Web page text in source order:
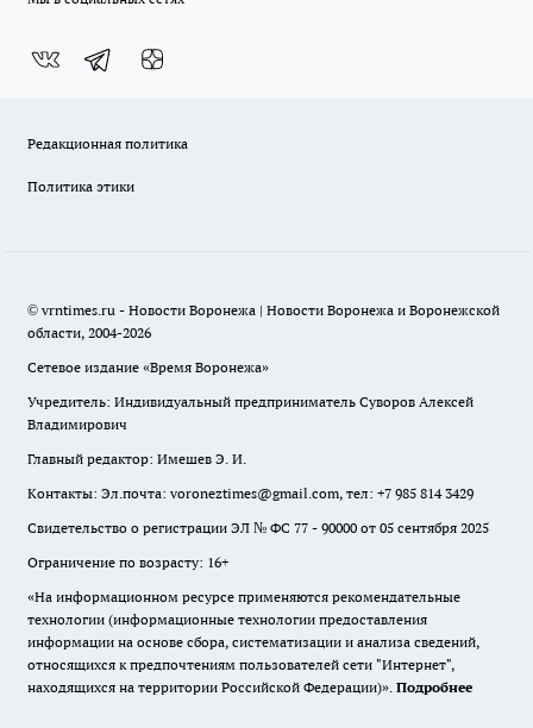
Редакционная политика
Политика этики
© vrntimes.ru - Новости Воронежа | Новости Воронежа и Воронежской
области, 2004-2026
Сетевое издание «Время Воронежа»
Учредитель: Индивидуальный предприниматель Суворов Алексей
Владимирович
Главный редактор: Имешев Э. И.
Контакты: Эл.почта: voroneztimes@gmail.com, тел: +7 985 814 3429
Свидетельство о регистрации ЭЛ № ФС 77 - 90000 от 05 сентября 2025
Ограничение по возрасту: 16+
«На информационном ресурсе применяются рекомендательные
технологии (информационные технологии предоставления
информации на основе сбора, систематизации и анализа сведений,
относящихся к предпочтениям пользователей сети "Интернет",
находящихся на территории Российской Федерации)». Подробнее